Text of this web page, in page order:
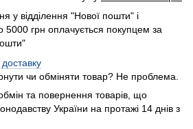
у відділення "Нової пошти" і
5000 грн оплачується покупцем за
чи обміняти товар? Не проблема.
та повернення товарів, що
України на протажі 14 днів з